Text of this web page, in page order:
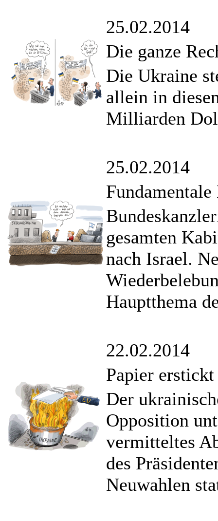
25.02.2014
Die ganze
Die Ukraine
allein in
Milliarden
25.02.2014
gesamten
nach Israel.
Hauptthema
22.02.2014
Papier erstickt
Der
Opposition
vermitteltes
des
Neuwahlen